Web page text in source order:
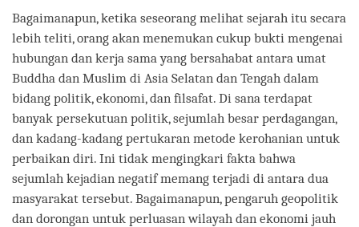
Bagaimanapun, ketika seseorang melihat sejarah itu secara
lebih teliti, orang akan menemukan cukup bukti mengenai
hubungan dan kerja sama yang bersahabat antara umat
Buddha dan Muslim di Asia Selatan dan Tengah dalam
bidang politik, ekonomi, dan filsafat. Di sana terdapat
banyak persekutuan politik, sejumlah besar perdagangan,
dan kadang-kadang pertukaran metode kerohanian untuk
perbaikan diri. Ini tidak mengingkari fakta bahwa
sejumlah kejadian negatif memang terjadi di antara dua
masyarakat tersebut. Bagaimanapun, pengaruh geopolitik
dan dorongan untuk perluasan wilayah dan ekonomi jauh